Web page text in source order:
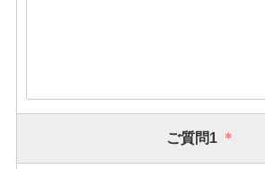
ご質問1 ＊